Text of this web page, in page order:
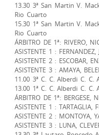
13.30 3ª San Martin V.
Rio Cuarto
15.30 1ª San Martin V.
Rio Cuarto
ÁRBITRO DE 1ª: RIVERO,
ASISTENTE 1 : FERNANDEZ,
ASISTENTE 2 : ESCOBAR,
ASISTENTE 3 : AMAYA,
11.00 3ª C. C. Alberdi C. C.
13.00 1ª C. C. Alberdi C. C.
ÁRBITRO DE 1ª: BERGESE,
ASISTENTE 1 : TARTAGLIA,
ASISTENTE 2 : MONTOYA,
ASISTENTE 3 : LUNA,